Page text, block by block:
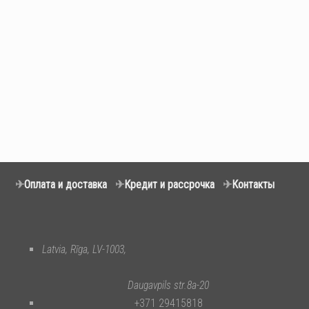
✈Оплата и доставка ✈Кредит и рассрочка ✈Контакты
Latvia, Rīga, LV-1003,
Daugavpils str.8a-20
+371 29415818